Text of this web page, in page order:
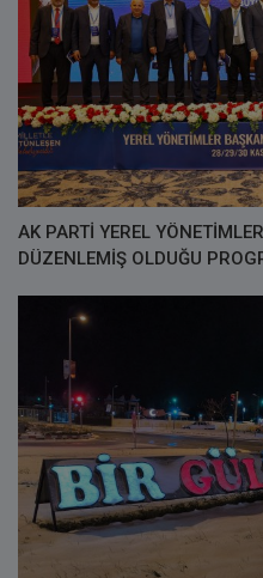
AK PARTİ YEREL
DÜZENLEMİŞ OLDUĞU